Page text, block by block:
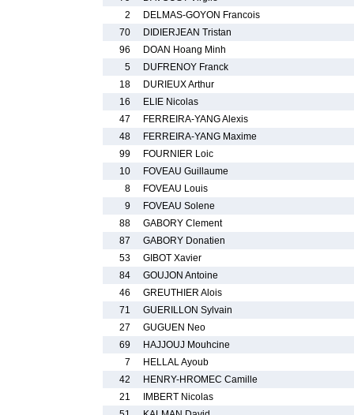
2
DELMAS-GOYON Francois
70
DIDIERJEAN Tristan
96
DOAN Hoang Minh
5
DUFRENOY Franck
18
DURIEUX Arthur
16
ELIE Nicolas
47
FERREIRA-YANG Alexis
48
FERREIRA-YANG Maxime
99
FOURNIER Loic
10
FOVEAU Guillaume
8
FOVEAU Louis
9
FOVEAU Solene
88
GABORY Clement
87
GABORY Donatien
53
GIBOT Xavier
84
GOUJON Antoine
46
GREUTHIER Alois
71
GUERILLON Sylvain
27
GUGUEN Neo
69
HAJJOUJ Mouhcine
7
HELLAL Ayoub
42
HENRY-HROMEC Camille
21
IMBERT Nicolas